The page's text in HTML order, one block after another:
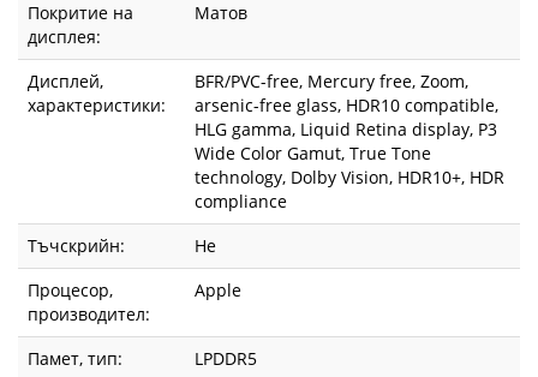
Покритие на
дисплея:
Матов
Дисплей,
характеристики:
BFR/PVC-free, Mercury free, Zoom,
arsenic-free glass, HDR10 compatible,
HLG gamma, Liquid Retina display, P3
Wide Color Gamut, True Tone
technology, Dolby Vision, HDR10+, HDR
compliance
Тъчскрийн:
Не
Процесор,
производител:
Apple
Памет, тип:
LPDDR5